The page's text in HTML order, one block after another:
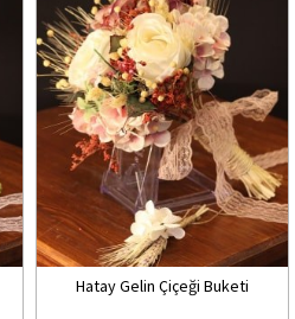
Hatay Gelin Çiçeği Buketi